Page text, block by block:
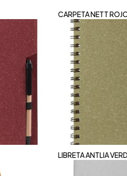
CARPETA NETT
LIBRETA ANTLIA